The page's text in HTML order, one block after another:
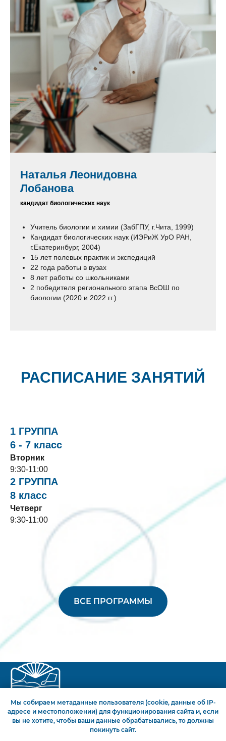
Наталья Леонидовна
Лобанова
кандидат биологических наук
Учитель биологии и химии (ЗабГПУ, г.Чита, 1999)
Кандидат биологических наук (ИЭРиЖ УрО РАН,
г.Екатеринбург, 2004)
15 лет полевых практик и экспедиций
22 года работы в вузах
8 лет работы со школьниками
2 победителя регионального этапа ВсОШ по
биологии (2020 и 2022 гг.)
РАСПИСАНИЕ ЗАНЯТИЙ
1 ГРУППА
6 - 7 класс
Вторник
9:30-11:00
2 ГРУППА
8 класс
Четверг
9:30-11:00
ВСЕ ПРОГРАММЫ
Мы собираем метаданные пользователя (cookie, данные об IP-
адресе и местоположении) для функционирования сайта и, если
вы не хотите, чтобы ваши данные обрабатывались, то должны
покинуть сайт.